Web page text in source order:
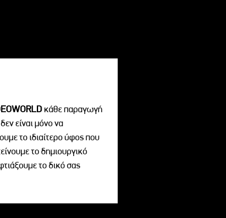
κάθε παραγωγή
είναι μόνο να
το ιδιαίτερο ύφος που
το δημιουργικό
το δικό σας